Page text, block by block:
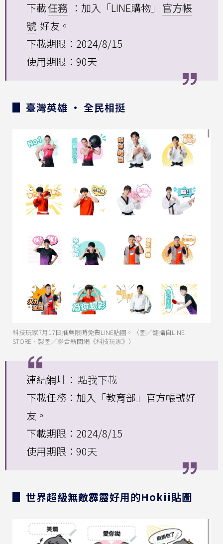
下載任務 ：加入「LINE購物」 官方帳
號 好友。
下載期限：2024/8/15
使用期限：90天
▊ 臺灣英雄 • 全民相挺
科技玩家7月17日推薦限時免費LINE貼圖。（圖／翻攝自LINE
STORE、製圖／聯合新聞網《科技玩家》）
連結網址： 點我下載
下載任務：加入「教育部」官方帳號好
友。
下載期限：2024/8/15
使用期限：90天
▊ 世界超級無敵霹靂好用的Hokii貼圖